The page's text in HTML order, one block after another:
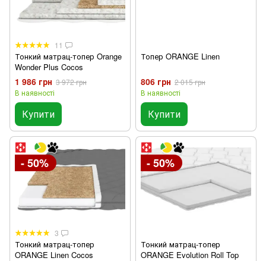
11
Тонкий матрац-топер Orange
Wonder Plus Cocos
1 986 грн 3 972 грн
В наявності
Купити
Топер ORANGE Linen
806 грн 2 015 грн
В наявності
Купити
- 50%
3
Тонкий матрац-топер
ORANGE Linen Cocos
- 50%
Тонкий матрац-топер
ORANGE Evolution Roll Top